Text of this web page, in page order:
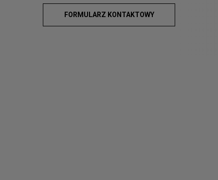
FORMULARZ KONTAKTOWY